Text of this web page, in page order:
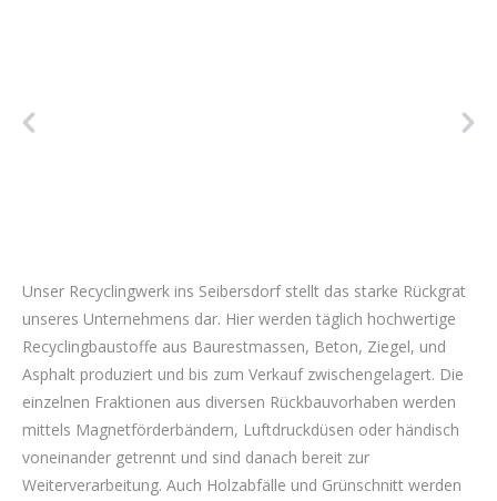
Unser Recyclingwerk ins Seibersdorf stellt das starke Rückgrat
unseres Unternehmens dar. Hier werden täglich hochwertige
Recyclingbaustoffe aus Baurestmassen, Beton, Ziegel, und
Asphalt produziert und bis zum Verkauf zwischengelagert. Die
einzelnen Fraktionen aus diversen Rückbauvorhaben werden
mittels Magnetförderbändern, Luftdruckdüsen oder händisch
voneinander getrennt und sind danach bereit zur
Weiterverarbeitung. Auch Holzabfälle und Grünschnitt werden